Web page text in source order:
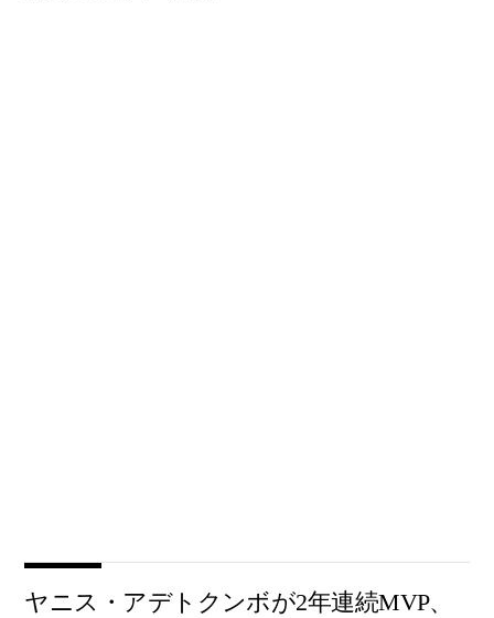
ヤニス・アデトクンボが2年連続MVP、